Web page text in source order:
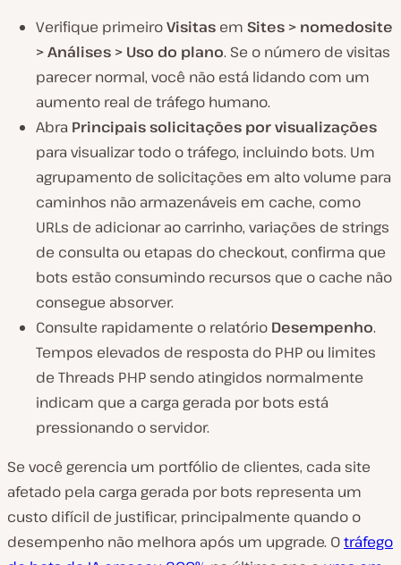
Verifique primeiroVisitas em Sites > nomedosite
> Análises > Uso do plano. Se o número de visitas
parecer normal, você não está lidando com um
aumento real de tráfego humano.
Abra Principais solicitações por visualizações
para visualizar todo o tráfego, incluindo bots. Um
agrupamento de solicitações em alto volume para
caminhos não armazenáveis em cache, como
URLs de adicionar ao carrinho, variações de strings
de consulta ou etapas do checkout, confirma que
bots estão consumindo recursos que o cache não
consegue absorver.
Consulte rapidamente o relatório Desempenho.
Tempos elevados de resposta do PHP ou limites
de Threads PHP sendo atingidos normalmente
indicam que a carga gerada por bots está
pressionando o servidor.
Se você gerencia um portfólio de clientes, cada site
afetado pela carga gerada por bots representa um
custo difícil de justificar, principalmente quando o
desempenho não melhora após um upgrade. Otráfego